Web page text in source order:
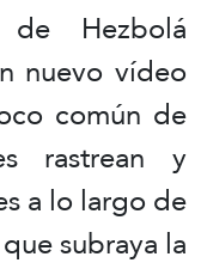
Hezbolá
nuevo vídeo
común de
rastrean y
a lo largo de
subraya la